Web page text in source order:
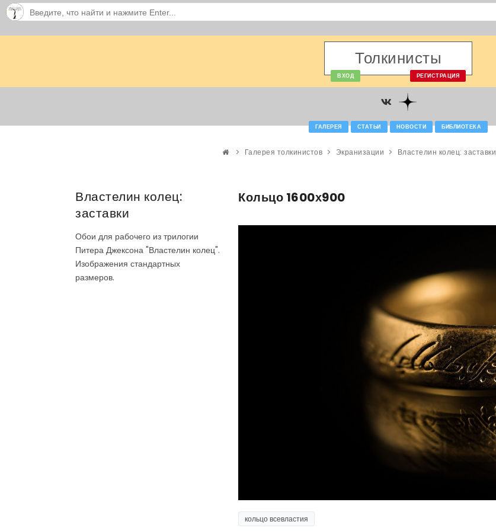
Толкинисты
ВХОД РЕГИСТРАЦИЯ
ГАЛЕРЕЯ СТАТЬИ НОВОСТИ БИБЛИОТЕКА
Галерея толкинистов Экранизации Властелин колец: заставки
Властелин колец:
заставки
Обои для рабочего из трилогии
Питера Джексона "Властелин колец".
Изображения стандартных
размеров.
Кольцо 1600х900
кольцо всевластия